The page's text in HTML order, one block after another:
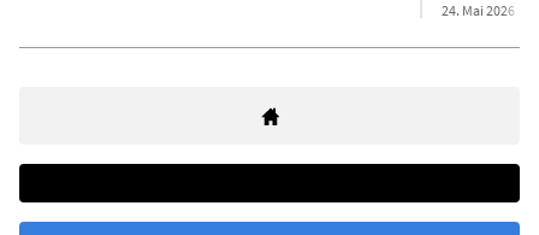
24. Mai 2026